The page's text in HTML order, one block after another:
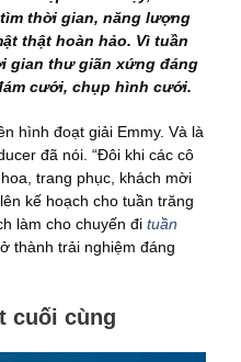
thời gian, năng lượng
thật hoàn hảo. Vì tuần
gian thư giãn xứng đáng
cưới, chụp hình cưới.
hình đoạt giải Emmy. Và là
đã nói. “Đôi khi các cô
trang phục, khách mời
kế hoạch cho tuần trăng
làm cho chuyến đi tuần
thành trải nghiệm đáng
cuối cùng